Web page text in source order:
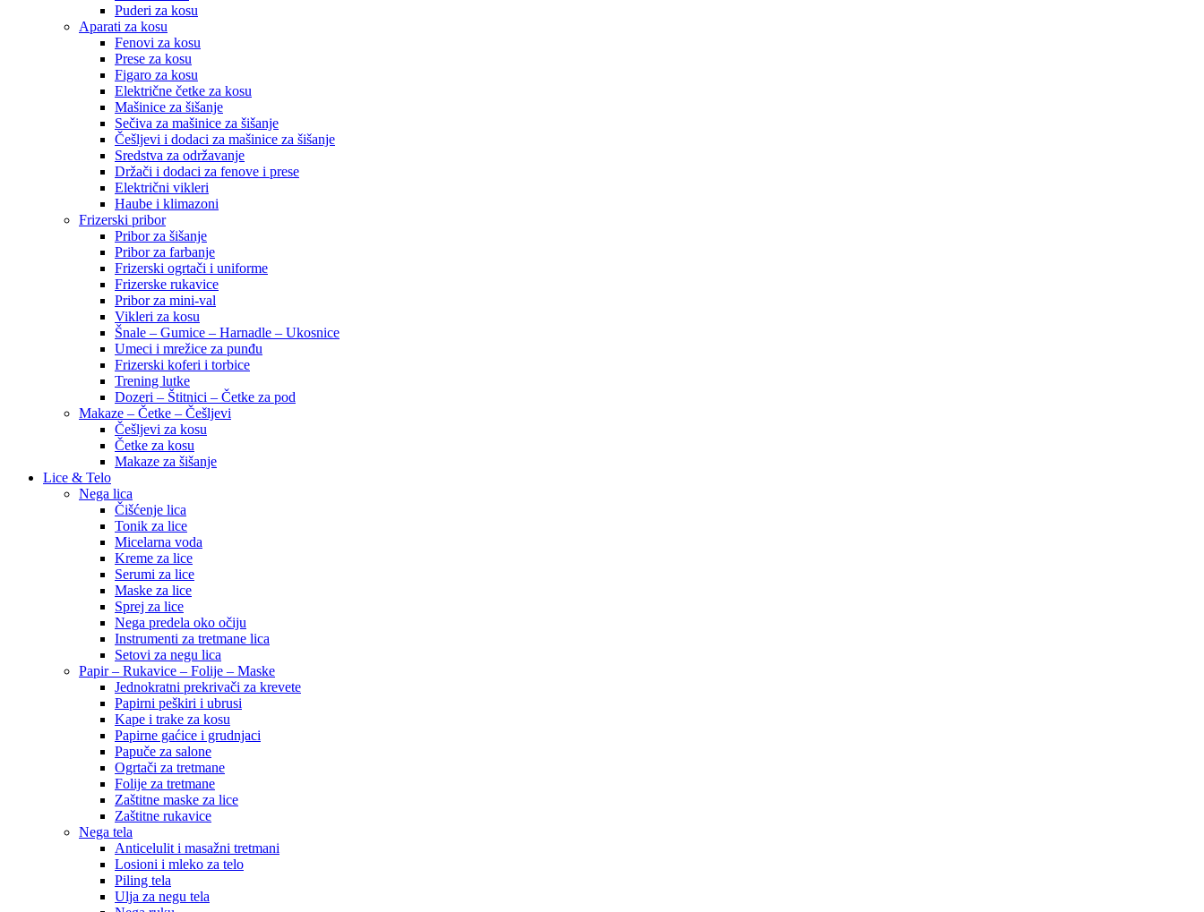
Puderi za kosu
Aparati za kosu
Fenovi za kosu
Prese za kosu
Figaro za kosu
Električne četke za kosu
Mašinice za šišanje
Sečiva za mašinice za šišanje
Češljevi i dodaci za mašinice za šišanje
Sredstva za održavanje
Držači i dodaci za fenove i prese
Električni vikleri
Haube i klimazoni
Frizerski pribor
Pribor za šišanje
Pribor za farbanje
Frizerski ogrtači i uniforme
Frizerske rukavice
Pribor za mini-val
Vikleri za kosu
Šnale – Gumice – Harnadle – Ukosnice
Umeci i mrežice za punđu
Frizerski koferi i torbice
Trening lutke
Dozeri – Štitnici – Četke za pod
Makaze – Četke – Češljevi
Češljevi za kosu
Četke za kosu
Makaze za šišanje
Lice & Telo
Nega lica
Čišćenje lica
Tonik za lice
Micelarna voda
Kreme za lice
Serumi za lice
Maske za lice
Sprej za lice
Nega predela oko očiju
Instrumenti za tretmane lica
Setovi za negu lica
Papir – Rukavice – Folije – Maske
Jednokratni prekrivači za krevete
Papirni peškiri i ubrusi
Kape i trake za kosu
Papirne gaćice i grudnjaci
Papuče za salone
Ogrtači za tretmane
Folije za tretmane
Zaštitne maske za lice
Zaštitne rukavice
Nega tela
Anticelulit i masažni tretmani
Losioni i mleko za telo
Piling tela
Ulja za negu tela